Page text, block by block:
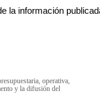
la información
operativa,
y la difusión del